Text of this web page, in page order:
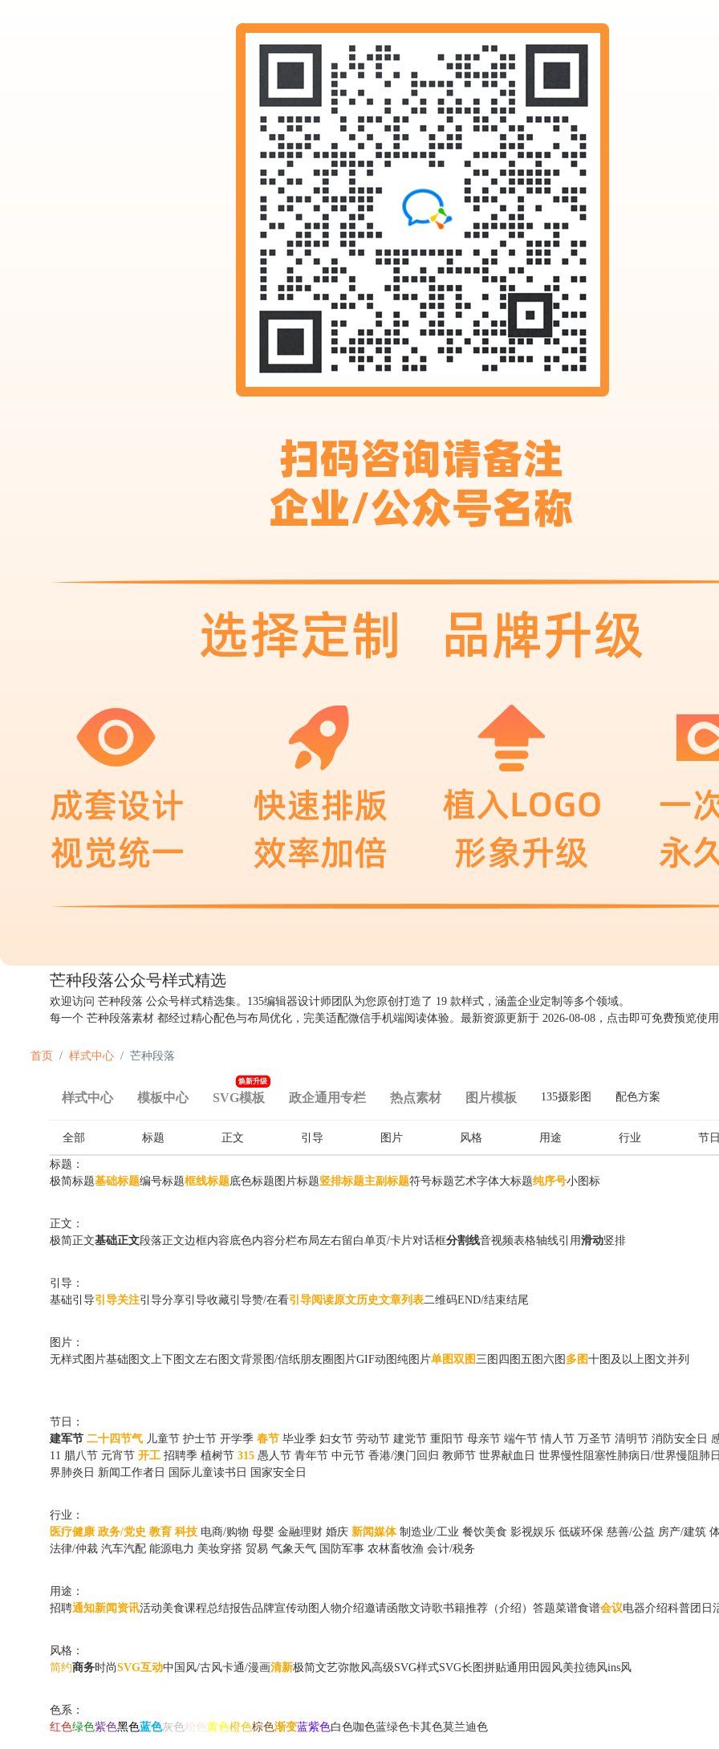
芒种段落公众号样式精选
欢迎访问 芒种段落 公众号样式精选集。135编辑器设计师团队为您原创打造了 19 款样式，涵盖企业定制等多个领域。
每一个 芒种段落素材 都经过精心配色与布局优化，完美适配微信手机端阅读体验。最新资源更新于 2026-08-08 ，点击即可免费预览使
首页 样式中心 芒种段落
样式中心 模板中心 SVG模板
焕新升级
政企通用专栏 热点素材 图片模板 135摄影图 配色方案
全部 标题 正文 引导 图片 风格 用途 行业 节
标题：
极简标题基础标题编号标题框线标题底色标题 图片标题竖排标题主副标题符号标题艺术字体大标题纯序号小图标
正文：
极简正文基础正文段落正文边框内容底色内容分栏布局左右留白单页/卡片对话框分割线音视频表格轴线引用滑动竖排
引导：
基础引导引导关注引导分享引导收藏引导赞/在看引导阅读原文历史文章列表二维码END/结束结尾
图片：
无样式图片基础图文上下图文左右图文背景图/信纸朋友圈图片GIF动图 纯图片单图双图三图 四图 五图 六图 多图十图及以上图文并列
节日：
建军节 二十四节气 儿童节 护士节 开学季 春节 毕业季 妇女节 劳动节 建党节 重阳节 母亲节 端午节 情人节 万圣节 清明节 消防安全日
11 腊八节 元宵节 开工 招聘季 植树节 315 愚人节 青年节 中元节 香港/澳门回归 教师节 世界献血日 世界慢性阻塞性肺病日/世界慢阻肺
界肺炎日 新闻工作者日 国际儿童读书日 国家安全日
行业：
医疗健康 政务/党史 教育 科技 电商/购物 母婴 金融理财 婚庆 新闻媒体 制造业/工业 餐饮美食 影视娱乐 低碳环保 慈善/公益 房产/建筑
法律/仲裁 汽车汽配 能源电力 美妆穿搭 贸易 气象天气 国防军事 农林畜牧渔 会计/税务
用途：
招聘通知新闻资讯活动美食课程总结报告品牌宣传动图 人物介绍邀请函散文诗歌书籍推荐（介绍） 答题菜谱食谱会议电器介绍科普团日
风格：
简约商务时尚SVG互动中国风/古风卡通/漫画清新极简文艺弥散风高级SVG样式SVG长图 拼贴通用 田园风美拉德风ins风
色系：
红色绿色紫色黑色蓝色灰色粉色黄色橙色棕色渐变蓝紫色白色咖色蓝绿色卡其色莫兰迪色